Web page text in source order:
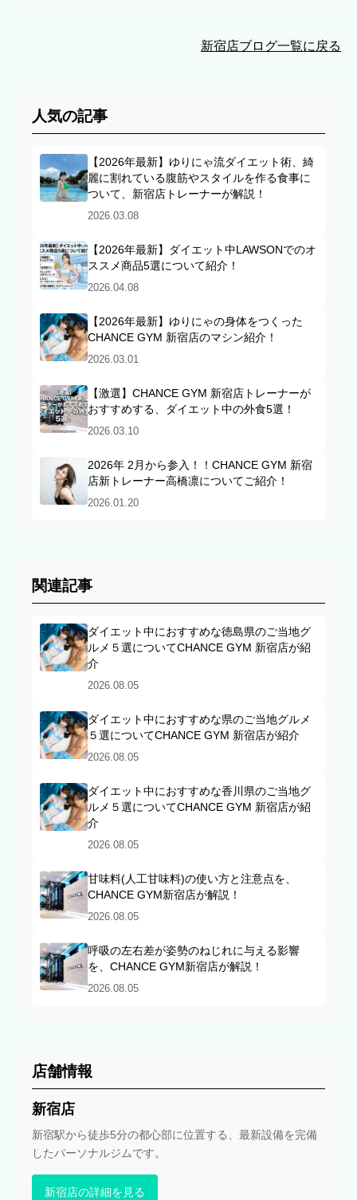
新宿店ブログ一覧に戻る
人気の記事
【2026年最新】ゆりにゃ流ダイエット術、綺
麗に割れている腹筋やスタイルを作る食事に
ついて、新宿店トレーナーが解説！
2026.03.08
【2026年最新】ダイエット中LAWSONでのオ
ススメ商品5選について紹介！
2026.04.08
【2026年最新】ゆりにゃの身体をつくった
CHANCE GYM 新宿店のマシン紹介！
2026.03.01
【激選】CHANCE GYM 新宿店トレーナーが
おすすめする、ダイエット中の外食5選！
2026.03.10
2026年 2月から参入！！CHANCE GYM 新宿
店新トレーナー高橋凛についてご紹介！
2026.01.20
関連記事
ダイエット中におすすめな徳島県のご当地グ
ルメ５選についてCHANCE GYM 新宿店が紹
介
2026.08.05
ダイエット中におすすめな県のご当地グルメ
５選についてCHANCE GYM 新宿店が紹介
2026.08.05
ダイエット中におすすめな香川県のご当地グ
ルメ５選についてCHANCE GYM 新宿店が紹
介
2026.08.05
甘味料(人工甘味料)の使い方と注意点を、
CHANCE GYM新宿店が解説！
2026.08.05
呼吸の左右差が姿勢のねじれに与える影響
を、CHANCE GYM新宿店が解説！
2026.08.05
店舗情報
新宿店
新宿駅から徒歩5分の都心部に位置する、最新設備を完備
したパーソナルジムです。
新宿店の詳細を見る